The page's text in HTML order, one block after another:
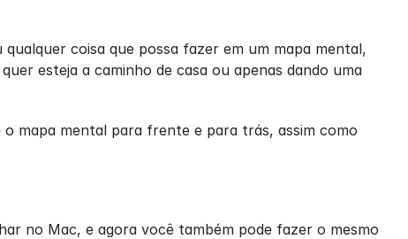
coisa que possa fazer em um mapa mental,
esteja a caminho de casa ou apenas dando uma
mapa mental para frente e para trás, assim como
no Mac, e agora você também pode fazer o mesmo